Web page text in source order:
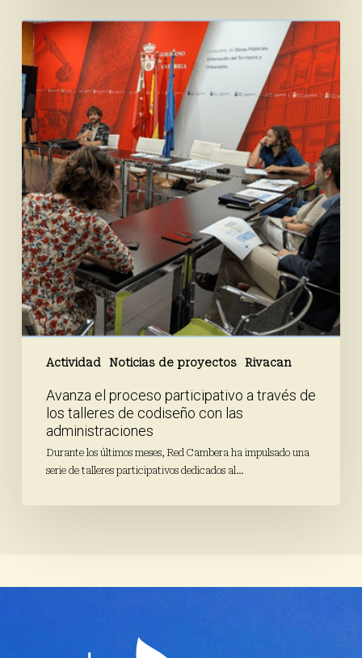
Actividad Noticias de proyectos Rivacan
Avanza
el
proceso
participativo
a
través
de
los
talleres
de
codiseño
con
las
administraciones
Avanza el proceso participativo a través de
los talleres de codiseño con las
administraciones
Durante los últimos meses, Red Cambera ha impulsado una
serie de talleres participativos dedicados al…